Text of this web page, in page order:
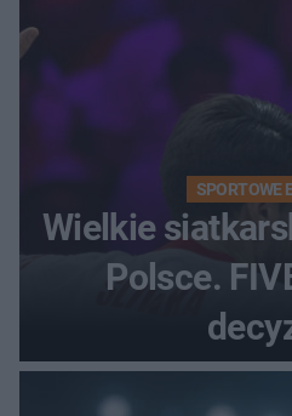
SPORTOWE
Wielkie
Polsce.